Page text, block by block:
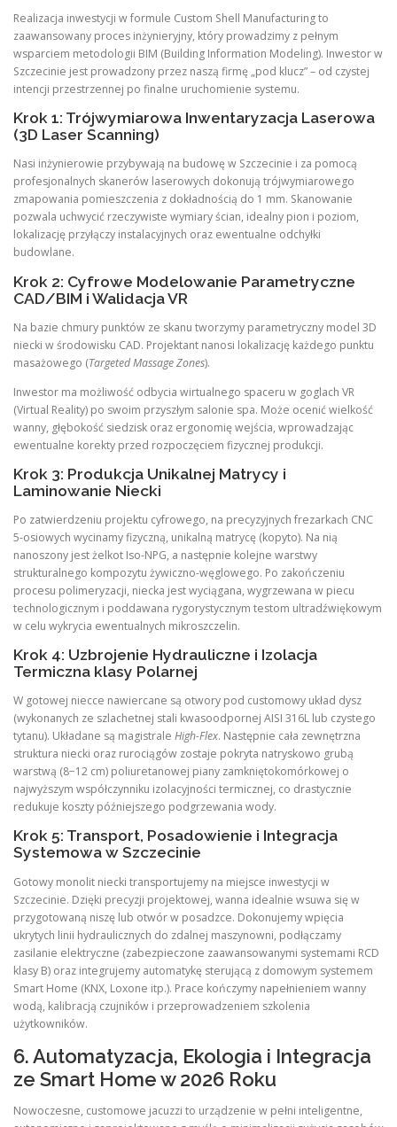
Realizacja inwestycji w formule Custom Shell Manufacturing to
zaawansowany proces inżynieryjny, który prowadzimy z pełnym
wsparciem metodologii BIM (Building Information Modeling). Inwestor w
Szczecinie jest prowadzony przez naszą firmę „pod klucz” – od czystej
intencji przestrzennej po finalne uruchomienie systemu.
Krok 1: Trójwymiarowa Inwentaryzacja Laserowa
(3D Laser Scanning)
Nasi inżynierowie przybywają na budowę w Szczecinie i za pomocą
profesjonalnych skanerów laserowych dokonują trójwymiarowego
zmapowania pomieszczenia z dokładnością do 1 mm. Skanowanie
pozwala uchwycić rzeczywiste wymiary ścian, idealny pion i poziom,
lokalizację przyłączy instalacyjnych oraz ewentualne odchyłki
budowlane.
Krok 2: Cyfrowe Modelowanie Parametryczne
CAD/BIM i Walidacja VR
Na bazie chmury punktów ze skanu tworzymy parametryczny model 3D
niecki w środowisku CAD. Projektant nanosi lokalizację każdego punktu
masażowego (Targeted Massage Zones).
Inwestor ma możliwość odbycia wirtualnego spaceru w goglach VR
(Virtual Reality) po swoim przyszłym salonie spa. Może ocenić wielkość
wanny, głębokość siedzisk oraz ergonomię wejścia, wprowadzając
ewentualne korekty przed rozpoczęciem fizycznej produkcji.
Krok 3: Produkcja Unikalnej Matrycy i
Laminowanie Niecki
Po zatwierdzeniu projektu cyfrowego, na precyzyjnych frezarkach CNC
5-osiowych wycinamy fizyczną, unikalną matrycę (kopyto). Na nią
nanoszony jest żelkot Iso-NPG, a następnie kolejne warstwy
strukturalnego kompozytu żywiczno-węglowego. Po zakończeniu
procesu polimeryzacji, niecka jest wyciągana, wygrzewana w piecu
technologicznym i poddawana rygorystycznym testom ultradźwiękowym
w celu wykrycia ewentualnych mikroszczelin.
Krok 4: Uzbrojenie Hydrauliczne i Izolacja
Termiczna klasy Polarnej
W gotowej niecce nawiercane są otwory pod customowy układ dysz
(wykonanych ze szlachetnej stali kwasoodpornej AISI 316L lub czystego
tytanu). Układane są magistrale High-Flex. Następnie cała zewnętrzna
struktura niecki oraz rurociągów zostaje pokryta natryskowo grubą
warstwą (8−12 cm) poliuretanowej piany zamkniętokomórkowej o
najwyższym współczynniku izolacyjności termicznej, co drastycznie
redukuje koszty późniejszego podgrzewania wody.
Krok 5: Transport, Posadowienie i Integracja
Systemowa w Szczecinie
Gotowy monolit niecki transportujemy na miejsce inwestycji w
Szczecinie. Dzięki precyzji projektowej, wanna idealnie wsuwa się w
przygotowaną niszę lub otwór w posadzce. Dokonujemy wpięcia
ukrytych linii hydraulicznych do zdalnej maszynowni, podłączamy
zasilanie elektryczne (zabezpieczone zaawansowanymi systemami RCD
klasy B) oraz integrujemy automatykę sterującą z domowym systemem
Smart Home (KNX, Loxone itp.). Prace kończymy napełnieniem wanny
wodą, kalibracją czujników i przeprowadzeniem szkolenia
użytkowników.
6. Automatyzacja, Ekologia i Integracja
ze Smart Home w 2026 Roku
Nowoczesne, customowe jacuzzi to urządzenie w pełni inteligentne,